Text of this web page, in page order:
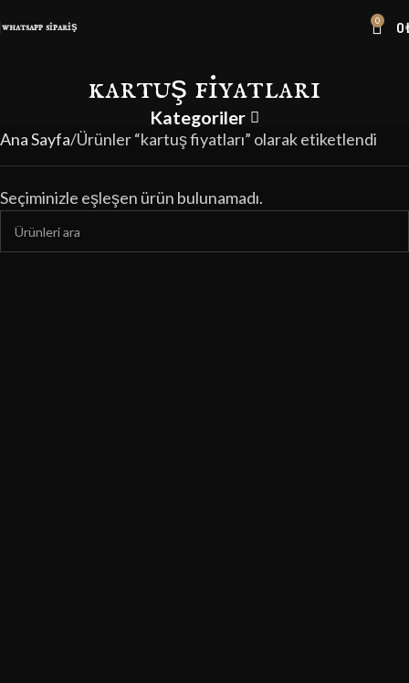
whatsapp sipariş 0 0
kartuş fiyatları
Kategoriler
Ana Sayfa Ürünler “kartuş fiyatları” olarak etiketlendi
Seçiminizle eşleşen ürün bulunamadı.